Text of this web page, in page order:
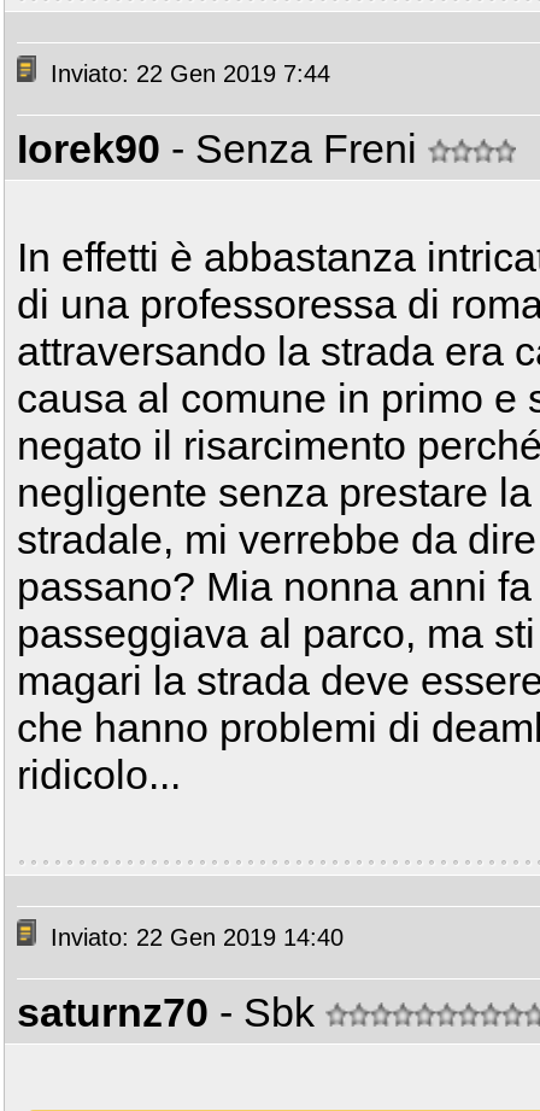
Inviato: 22 Gen 2019 7:44
Iorek90 - Senza Freni
In effetti è abbastanza
di una professoressa di
attraversando la strada era
causa al comune in primo e
negato il risarcimento
negligente senza prestare
stradale, mi verrebbe da
passano? Mia nonna anni
passeggiava al parco, ma
magari la strada deve
che hanno problemi di
ridicolo...
Inviato: 22 Gen 2019 14:40
saturnz70 - Sbk